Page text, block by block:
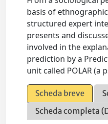
basis of
structured expert
presents and
involved in the
prediction by a
unit called POLAR (a
Scheda breve
Scheda completa